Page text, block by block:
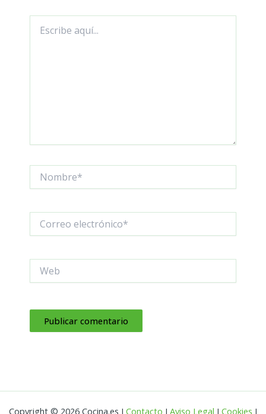
aquí...
electrónico*
Copyright © 2026 Cocina.es I Contacto I Aviso Legal I Cookies I